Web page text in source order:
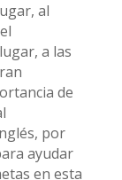
al
a las
de
por
ayudar
en esta